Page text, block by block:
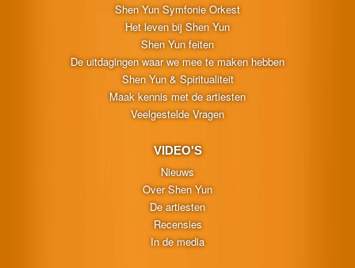
Shen Yun Symfonie Orkest
Het leven bij Shen Yun
Shen Yun feiten
De uitdagingen waar we mee te maken hebben
Shen Yun & Spiritualiteit
Maak kennis met de artiesten
Veelgestelde Vragen
VIDEO'S
Nieuws
Over Shen Yun
De artiesten
Recensies
In de media